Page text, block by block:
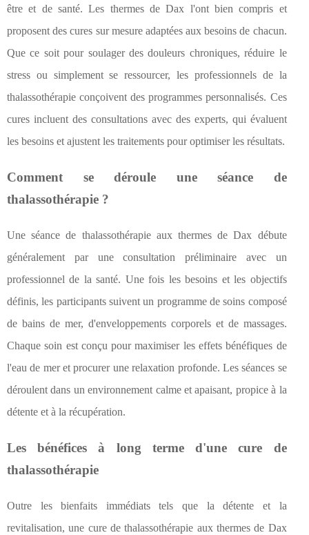
être et de santé. Les thermes de Dax l'ont bien compris et
proposent des cures sur mesure adaptées aux besoins de chacun.
Que ce soit pour soulager des douleurs chroniques, réduire le
stress ou simplement se ressourcer, les professionnels de la
thalassothérapie conçoivent des programmes personnalisés. Ces
cures incluent des consultations avec des experts, qui évaluent
les besoins et ajustent les traitements pour optimiser les résultats.
Comment se déroule une séance de
thalassothérapie ?
Une séance de thalassothérapie aux thermes de Dax débute
généralement par une consultation préliminaire avec un
professionnel de la santé. Une fois les besoins et les objectifs
définis, les participants suivent un programme de soins composé
de bains de mer, d'enveloppements corporels et de massages.
Chaque soin est conçu pour maximiser les effets bénéfiques de
l'eau de mer et procurer une relaxation profonde. Les séances se
déroulent dans un environnement calme et apaisant, propice à la
détente et à la récupération.
Les bénéfices à long terme d'une cure de
thalassothérapie
Outre les bienfaits immédiats tels que la détente et la
revitalisation, une cure de thalassothérapie aux thermes de Dax